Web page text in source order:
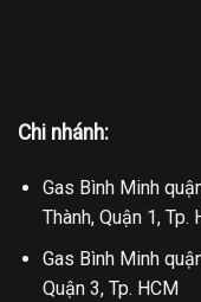
Chi nhánh:
Gas Bình Minh
Thành, Quận 1, Tp.
Gas Bình Minh
Quận 3, Tp. HCM